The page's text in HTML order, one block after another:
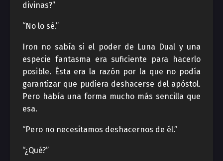
divinas?”
“No lo sé.”
Iron no sabía si el poder de Luna Dual y una
especie fantasma era suficiente para hacerlo
posible. Ésta era la razón por la que no podía
garantizar que pudiera deshacerse del apóstol.
Pero había una forma mucho más sencilla que
esa.
“Pero no necesitamos deshacernos de él.”
“¿Qué?”